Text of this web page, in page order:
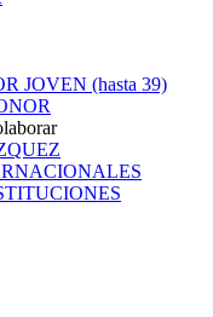
JOVEN (hasta 39)